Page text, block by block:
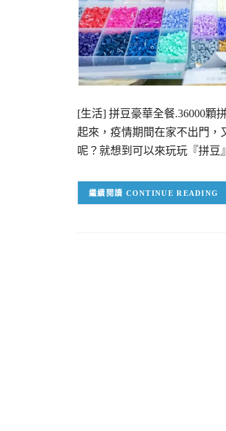
[生活] 拼豆豪華全餐.36000顆
起來，疫情期間在家不出門，
呢？就想到可以來玩玩『拼
CONTINUE READING